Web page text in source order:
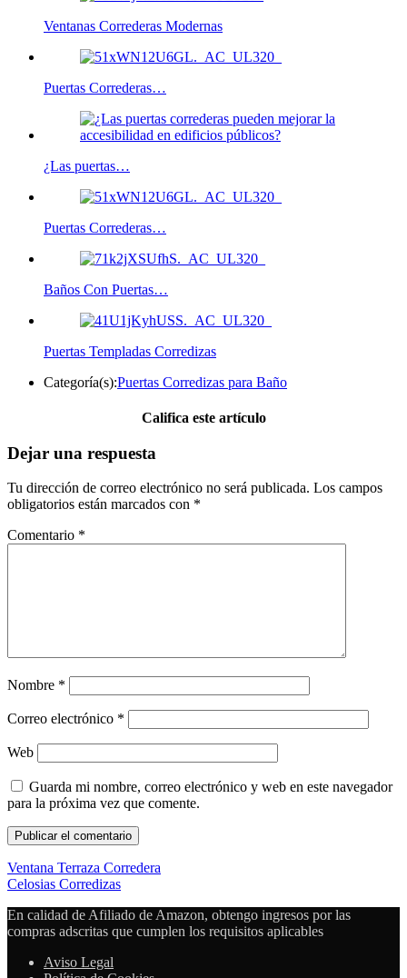
Ventanas Correderas Modernas
Puertas Correderas…
¿Las puertas…
Puertas Correderas…
Baños Con Puertas…
Puertas Templadas Corredizas
Categoría(s):Puertas Corredizas para Baño
Califica este artículo
Dejar una respuesta
Tu dirección de correo electrónico no será publicada. Los campos
obligatorios están marcados con *
Comentario *
Nombre *
Correo electrónico *
Web
Guarda mi nombre, correo electrónico y web en este navegador
para la próxima vez que comente.
Ventana Terraza Corredera
Celosias Corredizas
En calidad de Afiliado de Amazon, obtengo ingresos por las
compras adscritas que cumplen los requisitos aplicables
Aviso Legal